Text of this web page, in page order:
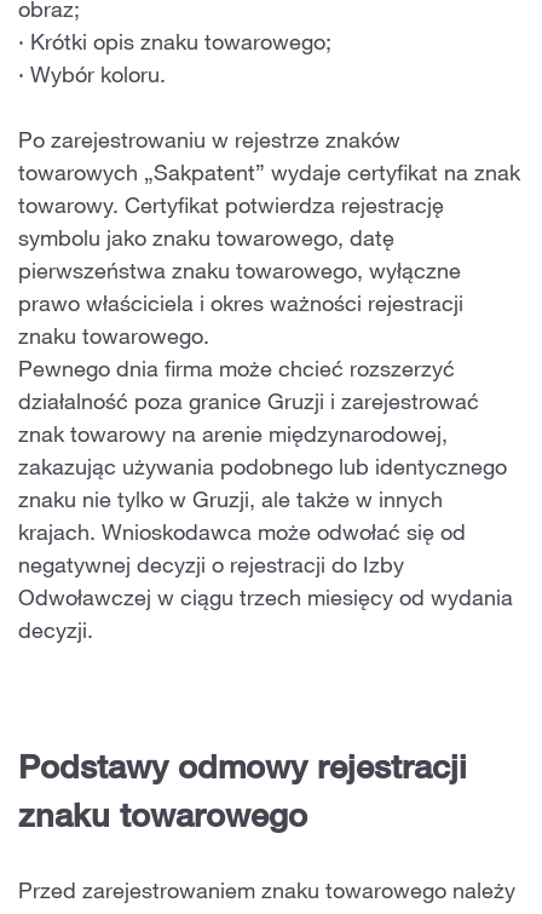
obraz;
· Krótki opis znaku towarowego;
· Wybór koloru.
Po zarejestrowaniu w rejestrze znaków
towarowych „Sakpatent” wydaje certyfikat na znak
towarowy. Certyfikat potwierdza rejestrację
symbolu jako znaku towarowego, datę
pierwszeństwa znaku towarowego, wyłączne
prawo właściciela i okres ważności rejestracji
znaku towarowego.
Pewnego dnia firma może chcieć rozszerzyć
działalność poza granice Gruzji i zarejestrować
znak towarowy na arenie międzynarodowej,
zakazując używania podobnego lub identycznego
znaku nie tylko w Gruzji, ale także w innych
krajach. Wnioskodawca może odwołać się od
negatywnej decyzji o rejestracji do Izby
Odwoławczej w ciągu trzech miesięcy od wydania
decyzji.
Podstawy odmowy rejestracji
znaku towarowego
Przed zarejestrowaniem znaku towarowego należy